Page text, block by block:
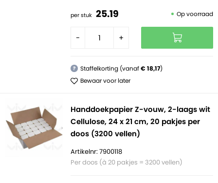
per stuk 25.19 Op voorraad
- +
? Staffelkorting (vanaf€ 18,17)
Bewaar voor later
Handdoekpapier Z-vouw, 2-laags wit
Cellulose, 24 x 21 cm, 20 pakjes per
doos (3200 vellen)
Artikelnr: 7900118
Per doos (à 20 pakjes = 3200 vellen)